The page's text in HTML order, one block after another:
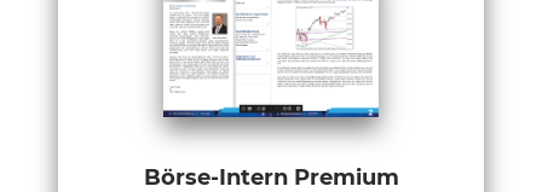
Börse-Intern Premium